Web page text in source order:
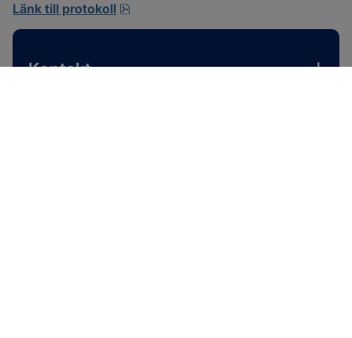
Länk till protokoll
Kontakt